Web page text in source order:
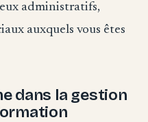
administratifs,
auxquels vous êtes
dans la gestion